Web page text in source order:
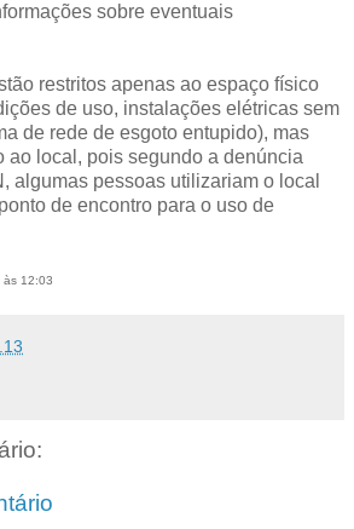
sobre eventuais
restritos apenas ao espaço físico
de uso, instalações elétricas sem
de rede de esgoto entupido), mas
ao local, pois segundo a denúncia
algumas pessoas utilizariam o local
de encontro para o uso de
às 12:03